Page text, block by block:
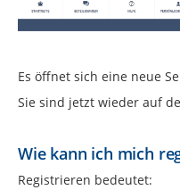
Es öffnet sich eine neue
Sie sind jetzt wieder auf
Wie kann ich mich
Registrieren bedeutet: